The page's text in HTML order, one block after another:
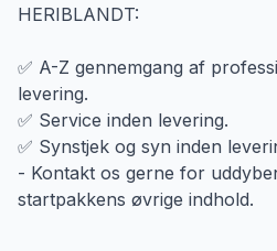
HERIBLANDT:
✅ A-Z gennemgang af
levering.
✅ Service inden levering.
✅ Synstjek og syn inden
- Kontakt os gerne for
startpakkens øvrige indhold.